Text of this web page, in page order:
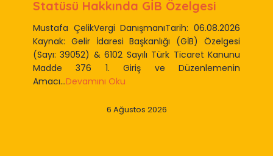
Statüsü Hakkında GİB Özelgesi
Mustafa ÇelikVergi DanışmanıTarih: 06.08.2026
Kaynak: Gelir İdaresi Başkanlığı (GİB) Özelgesi
(Sayı: 39052) & 6102 Sayılı Türk Ticaret Kanunu
Madde 376 1. Giriş ve Düzenlemenin
Amacı...Devamını Oku
6 Ağustos 2026